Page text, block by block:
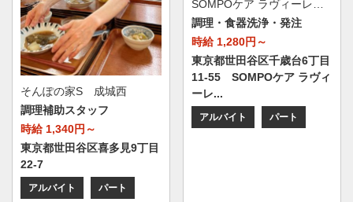
そんぽの家S 成城西
調理補助スタッフ
時給 1,340円～
東京都世田谷区喜多見9丁目
22-7
アルバイト パート
調理・食器洗浄・発注
時給 1,280円～
東京都世田谷区千歳台6丁目
11-55 SOMPOケア ラヴィ
ーレ...
アルバイト パート